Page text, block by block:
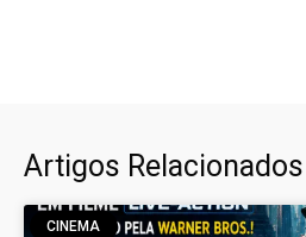
Artigos Relacionados
CINEMA